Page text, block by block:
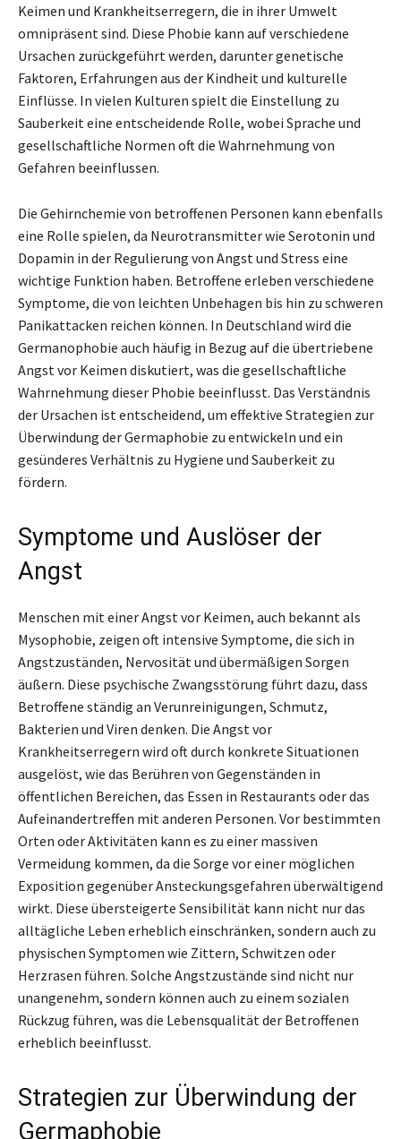
Keimen und Krankheitserregern, die in ihrer Umwelt
omnipräsent sind. Diese Phobie kann auf verschiedene
Ursachen zurückgeführt werden, darunter genetische
Faktoren, Erfahrungen aus der Kindheit und kulturelle
Einflüsse. In vielen Kulturen spielt die Einstellung zu
Sauberkeit eine entscheidende Rolle, wobei Sprache und
gesellschaftliche Normen oft die Wahrnehmung von
Gefahren beeinflussen.
Die Gehirnchemie von betroffenen Personen kann ebenfalls
eine Rolle spielen, da Neurotransmitter wie Serotonin und
Dopamin in der Regulierung von Angst und Stress eine
wichtige Funktion haben. Betroffene erleben verschiedene
Symptome, die von leichten Unbehagen bis hin zu schweren
Panikattacken reichen können. In Deutschland wird die
Germanophobie auch häufig in Bezug auf die übertriebene
Angst vor Keimen diskutiert, was die gesellschaftliche
Wahrnehmung dieser Phobie beeinflusst. Das Verständnis
der Ursachen ist entscheidend, um effektive Strategien zur
Überwindung der Germaphobie zu entwickeln und ein
gesünderes Verhältnis zu Hygiene und Sauberkeit zu
fördern.
Symptome und Auslöser der
Angst
Menschen mit einer Angst vor Keimen, auch bekannt als
Mysophobie, zeigen oft intensive Symptome, die sich in
Angstzuständen, Nervosität und übermäßigen Sorgen
äußern. Diese psychische Zwangsstörung führt dazu, dass
Betroffene ständig an Verunreinigungen, Schmutz,
Bakterien und Viren denken. Die Angst vor
Krankheitserregern wird oft durch konkrete Situationen
ausgelöst, wie das Berühren von Gegenständen in
öffentlichen Bereichen, das Essen in Restaurants oder das
Aufeinandertreffen mit anderen Personen. Vor bestimmten
Orten oder Aktivitäten kann es zu einer massiven
Vermeidung kommen, da die Sorge vor einer möglichen
Exposition gegenüber Ansteckungsgefahren überwältigend
wirkt. Diese übersteigerte Sensibilität kann nicht nur das
alltägliche Leben erheblich einschränken, sondern auch zu
physischen Symptomen wie Zittern, Schwitzen oder
Herzrasen führen. Solche Angstzustände sind nicht nur
unangenehm, sondern können auch zu einem sozialen
Rückzug führen, was die Lebensqualität der Betroffenen
erheblich beeinflusst.
Strategien zur Überwindung der
Germaphobie